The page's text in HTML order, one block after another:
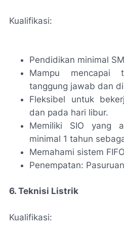
Kualifikasi:
Pendidikan minimal
Mampu mencapai
tanggung jawab dan
Fleksibel untuk
dan pada hari libur.
Memiliki SIO yang
minimal 1 tahun
Memahami sistem
Penempatan:
6. Teknisi Listrik
Kualifikasi: